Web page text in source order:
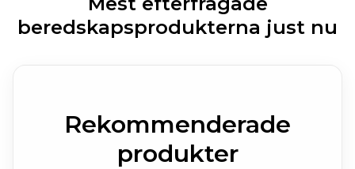
beredskapsprodukterna just nu
Rekommenderade
produkter